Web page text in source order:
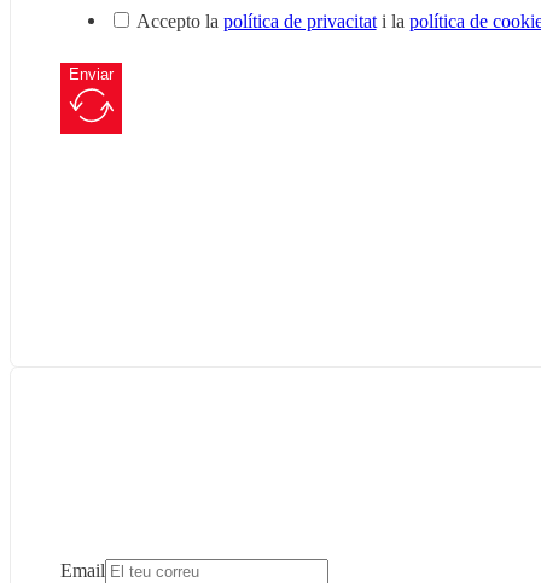
Accepto la política de privacitati la política de
Enviar
Email